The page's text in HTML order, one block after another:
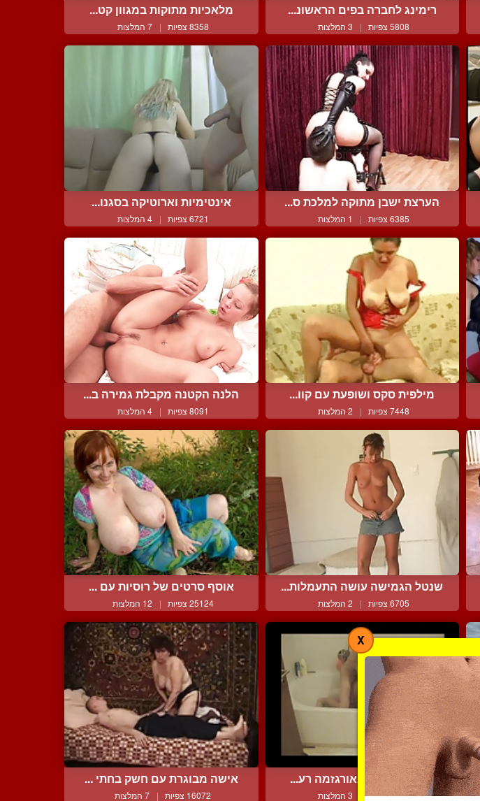
רימינג לחברה בפים הראשונ...
5808 צפיות | 3 המלצות
מלאכיות מתוקות במגוון קט...
8358 צפיות | 7 המלצות
הערצת ישבן מתוקה למלכת ס...
6385 צפיות | 1 המלצות
אינטימיות וארוטיקה בסגנו...
6721 צפיות | 4 המלצות
מילפית סקס ושופעת עם קוו...
7448 צפיות | 2 המלצות
הלנה הקטנה מקבלת גמירה ב...
8091 צפיות | 4 המלצות
שנטל הגמישה עושה התעמלות...
6705 צפיות | 2 המלצות
אוסף סרטים של רוסיות עם ...
25124 צפיות | 12 המלצות
בחורה קולנית באורגזמה רע...
7251 צפיות | 3 המלצות
אישה מבוגרת עם חשק בחתי ...
16072 צפיות | 7 המלצות
X